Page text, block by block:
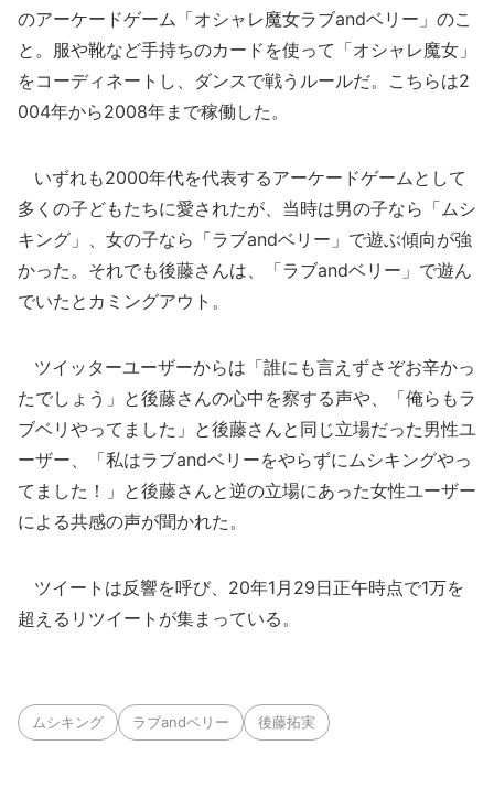
のアーケードゲーム「オシャレ魔女ラブandベリー」のこ
と。服や靴など手持ちのカードを使って「オシャレ魔女」
をコーディネートし、ダンスで戦うルールだ。こちらは2
004年から2008年まで稼働した。
いずれも2000年代を代表するアーケードゲームとして
多くの子どもたちに愛されたが、当時は男の子なら「ムシ
キング」、女の子なら「ラブandベリー」で遊ぶ傾向が強
かった。それでも後藤さんは、「ラブandベリー」で遊ん
でいたとカミングアウト。
ツイッターユーザーからは「誰にも言えずさぞお辛かっ
たでしょう」と後藤さんの心中を察する声や、「俺らもラ
ブベリやってました」と後藤さんと同じ立場だった男性ユ
ーザー、「私はラブandベリーをやらずにムシキングやっ
てました！」と後藤さんと逆の立場にあった女性ユーザー
による共感の声が聞かれた。
ツイートは反響を呼び、20年1月29日正午時点で1万を
超えるリツイートが集まっている。
ムシキング ラブandベリー 後藤拓実